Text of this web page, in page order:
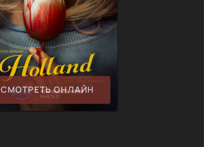
СМОТРЕТЬ ОНЛАЙН